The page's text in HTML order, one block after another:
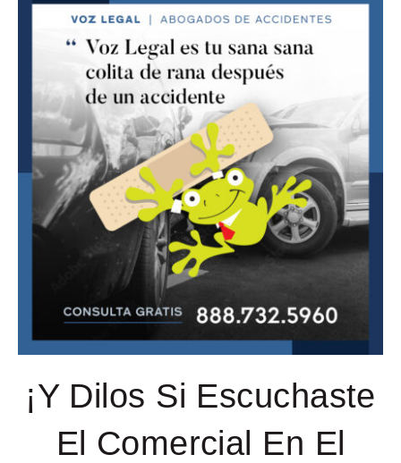
¡Y Dilos Si Escuchaste
El Comercial En El